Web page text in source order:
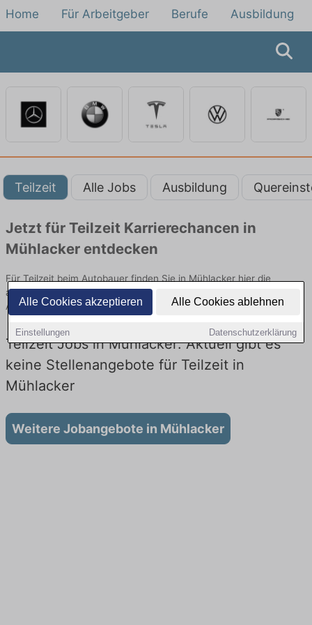
Alle Cookies akzeptieren Alle Cookies ablehnen
Einstellungen Datenschutzerklärung
Home Für Arbeitgeber Berufe Ausbildung
Teilzeit Alle Jobs Ausbildung
Jetzt für Teilzeit Karrierechancen in
Mühlacker entdecken
Für Teilzeit beim Autobauer finden Sie in Mühlacker hier die
aktuellsten Angebote. Entdecken Sie freie Optionen von Top-
Arbeitgebern und bewerben Sie sich noch heute.
Teilzeit Jobs in Mühlacker: Aktuell gibt es
keine Stellenangebote für Teilzeit in
Mühlacker
Weitere Jobangebote in Mühlacker